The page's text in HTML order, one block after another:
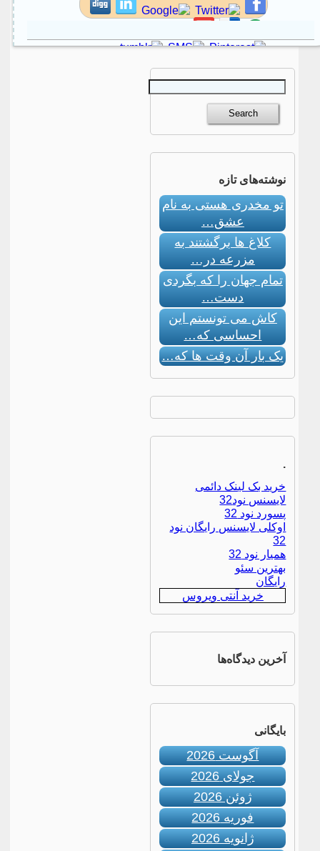
نوشته‌های تازه
تو مخدری هستی به نام
عشق…
کلاغ ها برگشتند به
مزرعه در…
تمام جهان را که بگردی
دست…
کاش می تونستم این
احساسی که…
یک بار آن وقت ها که…
.
خرید بک لینک دائمی
لایسنس نود32
پسورد نود 32
اوکلی لایسنس رایگان نود
32
همیار نود 32
بهترین سئو
رایگان
خرید آنتی ویروس
آخرین دیدگاه‌ها
بایگانی
آگوست 2026
جولای 2026
ژوئن 2026
فوریه 2026
ژانویه 2026